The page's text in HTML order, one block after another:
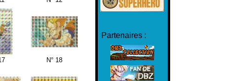
Partenaires :
N° 18